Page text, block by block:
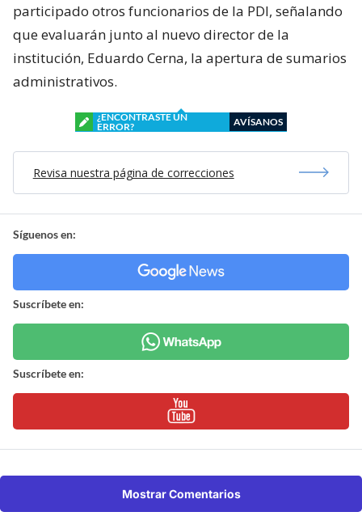
participado otros funcionarios de la PDI, señalando
que evaluarán junto al nuevo director de la
institución, Eduardo Cerna, la apertura de sumarios
administrativos.
¿ENCONTRASTE UN
ERROR?
AVÍSANOS
Revisa nuestra página de correcciones
Síguenos en:
Suscríbete en:
Suscríbete en:
Mostrar Comentarios